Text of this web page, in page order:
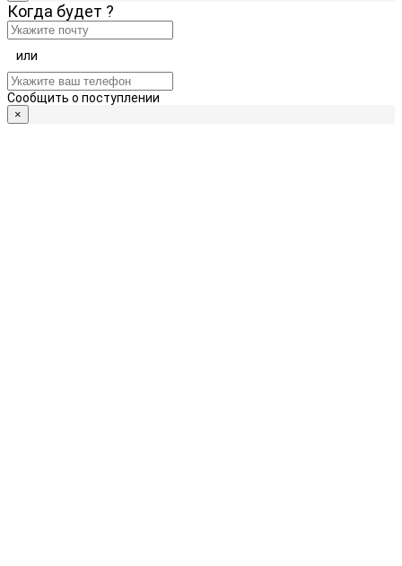
Когда будет ?
или
Сообщить о поступлении
×